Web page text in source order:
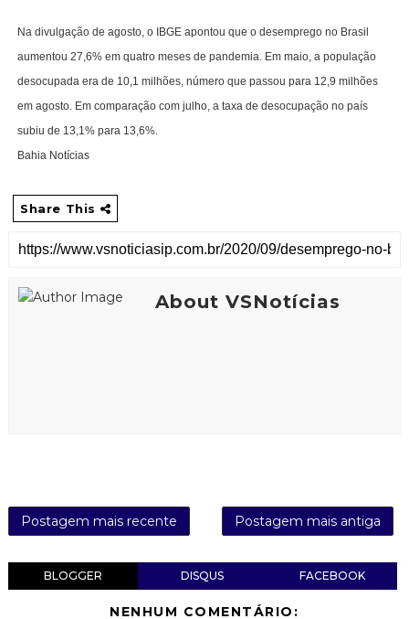
Na divulgação de agosto, o IBGE apontou que o desemprego no Brasil
aumentou 27,6% em quatro meses de pandemia. Em maio, a população
desocupada era de 10,1 milhões, número que passou para 12,9 milhões
em agosto. Em comparação com julho, a taxa de desocupação no país
subiu de 13,1% para 13,6%.
Bahia Notícias
Share This
About VSNotícias
Postagem mais recente Postagem mais antiga
BLOGGER DISQUS FACEBOOK
NENHUM COMENTÁRIO: